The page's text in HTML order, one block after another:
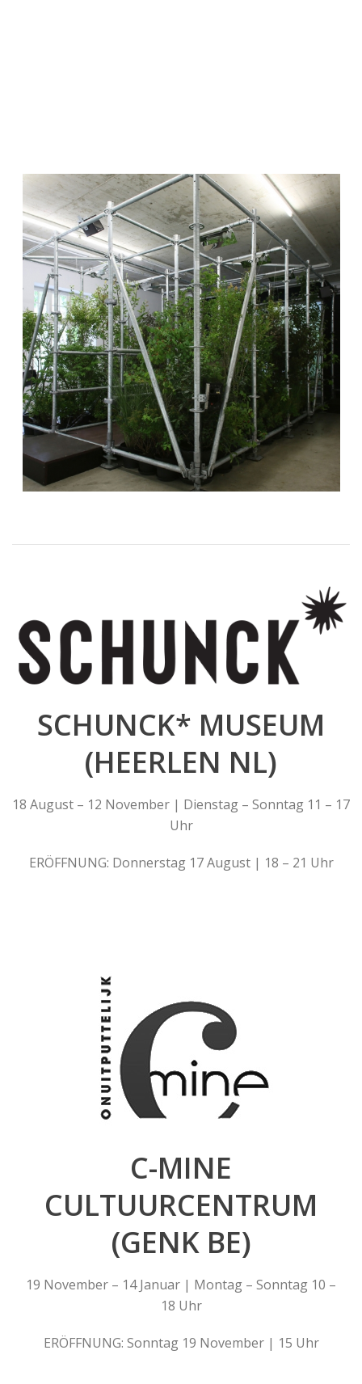
SCHUNCK* MUSEUM
(HEERLEN NL)
18 August – 12 November | Dienstag – Sonntag 11 – 17
Uhr
ERÖFFNUNG: Donnerstag 17 August | 18 – 21 Uhr
C-MINE
CULTUURCENTRUM
(GENK BE)
19 November – 14 Januar | Montag – Sonntag 10 –
18 Uhr
ERÖFFNUNG: Sonntag 19 November | 15 Uhr